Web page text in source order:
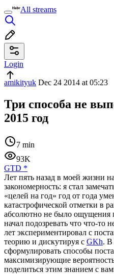
All streams
Login
amikityuk Dec 24 2014 at 05:23
Три способа не
2015 год
7 min
93K
GTD *
Лет пять назад в моей жизни
закономерность: я стал
«целей на год» год от года
катастрофической отметки в
абсолютно не было ощущения
начал подозревать что что-то
лет экспериментировал с
теорию и дискутируя с GKh. В
сформулировать способы
максимизирующие
поделиться этим знанием с